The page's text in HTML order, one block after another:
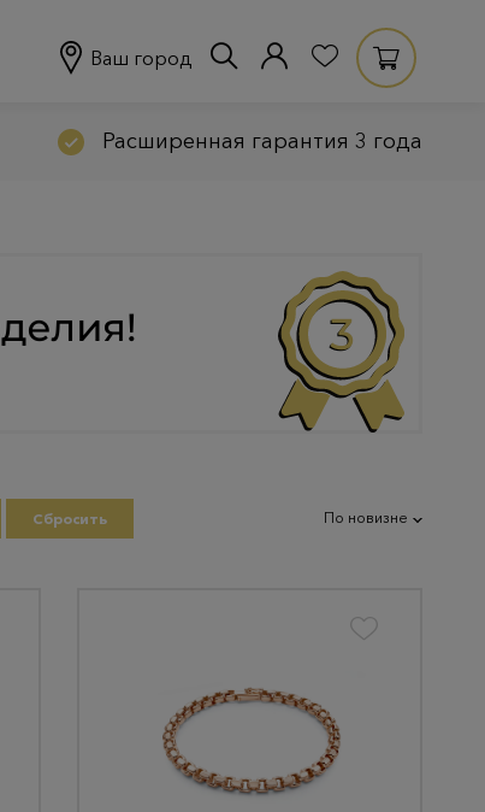
Ваш город
Расширенная гарантия 3 года
Сбросить По новизне